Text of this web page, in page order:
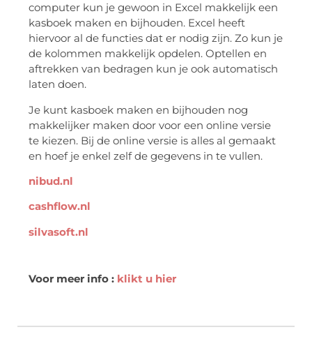
computer kun je gewoon in Excel makkelijk een
kasboek maken en bijhouden. Excel heeft
hiervoor al de functies dat er nodig zijn. Zo kun je
de kolommen makkelijk opdelen. Optellen en
aftrekken van bedragen kun je ook automatisch
laten doen.
Je kunt kasboek maken en bijhouden nog
makkelijker maken door voor een online versie
te kiezen. Bij de online versie is alles al gemaakt
en hoef je enkel zelf de gegevens in te vullen.
nibud.nl
cashflow.nl
silvasoft.nl
Voor meer info : klikt u hier